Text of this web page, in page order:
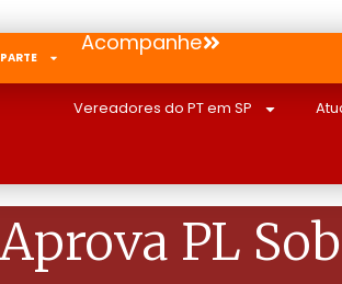
Acompanhe
Vereadores do PT em SP
PL